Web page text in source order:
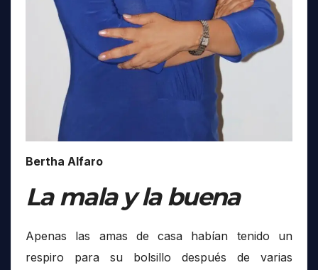
Bertha Alfaro
La mala y la buena
Apenas las amas de casa habían tenido un
respiro para su bolsillo después de varias